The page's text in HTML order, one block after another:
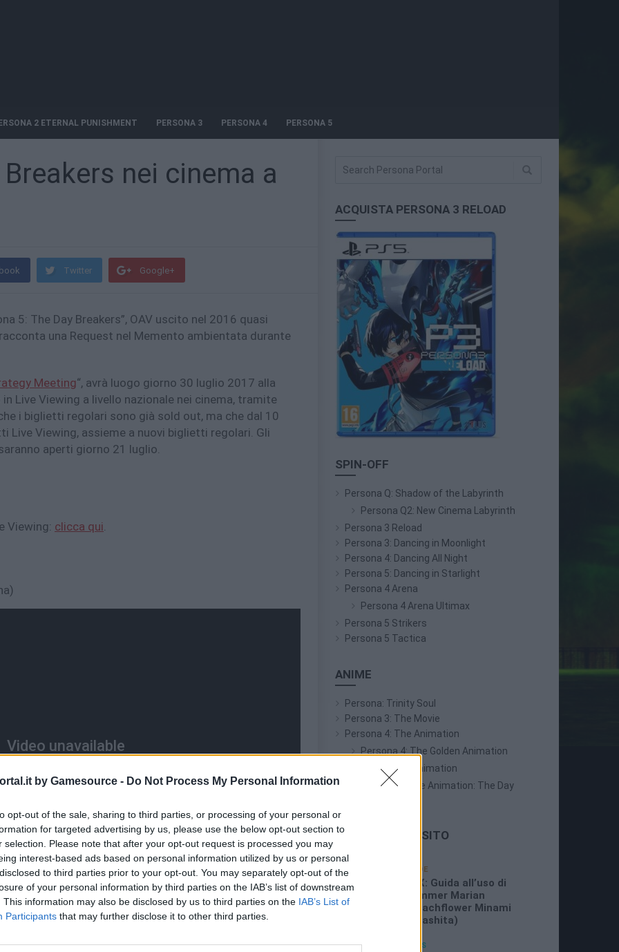
by Gamesource - Do Not Process My Personal Information
opt-out of the sale, sharing to third parties, or processing of your personal or
for targeted advertising by us, please use the below opt-out section to
selection. Please note that after your opt-out request is processed you may
interest-based ads based on personal information utilized by us or personal
to third parties prior to your opt-out. You may separately opt-out of the
of your personal information by third parties on the IAB’s list of downstream
This information may also be disclosed by us to third parties on the IAB’s List of
Participants that may further disclose it to other third parties.
2 ETERNAL PUNISHMENT PERSONA 3 PERSONA 4 PERSONA 5
nei cinema a
Twitter Google+
5: The Day Breakers”, OAV uscito nel 2016 quasi
una Request nel Memento ambientata durante
Meeting“, avrà luogo giorno 30 luglio 2017 alla
Live Viewing a livello nazionale nei cinema, tramite
i biglietti regolari sono già sold out, ma che dal 10
Live Viewing, assieme a nuovi biglietti regolari. Gli
aperti giorno 21 luglio.
Viewing: clicca qui.
ACQUISTA PERSONA 3 RELOAD
SPIN-OFF
Persona Q: Shadow of the Labyrinth
Persona Q2: New Cinema Labyrinth
Persona 3 Reload
Persona 3: Dancing in Moonlight
Persona 4: Dancing All Night
Persona 5: Dancing in Starlight
Persona 4 Arena
Persona 4 Arena Ultimax
Persona 5 Strikers
Persona 5 Tactica
ANIME
Persona: Trinity Soul
Persona 3: The Movie
Persona 4: The Animation
Persona 4: The Golden Animation
Persona 5 The Animation
Persona 5 The Animation: The Day
LE ULTIME DAL SITO
GUIDE
P5X: Guida all’uso di
Summer Marian
(Beachflower Minami
Miyashita)
05/07/2026
NEWS